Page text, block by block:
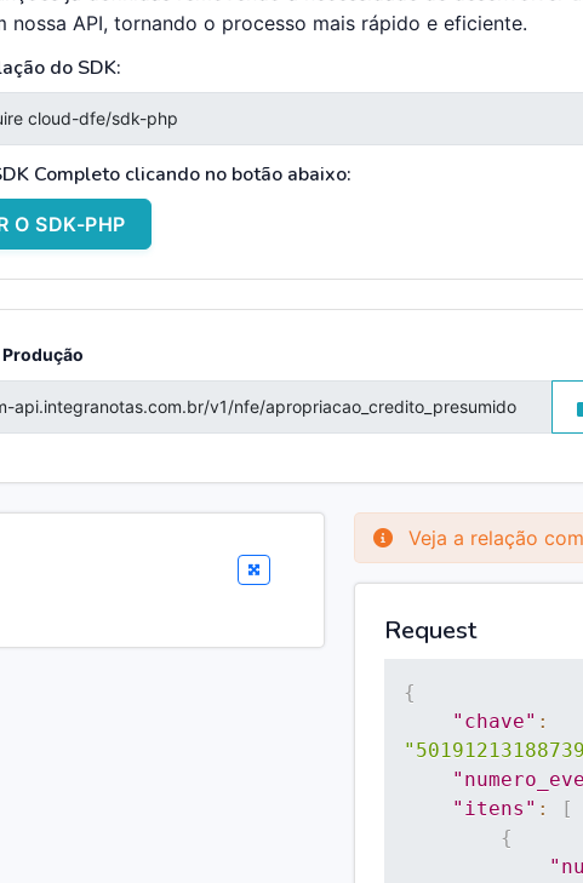
nossa API, tornando o processo mais rápido e eficiente.
do SDK:
Completo clicando no botão abaixo:
O SDK-PHP
Produção
Veja a relação
Request
{
"chave" :
"itens" :
[
{